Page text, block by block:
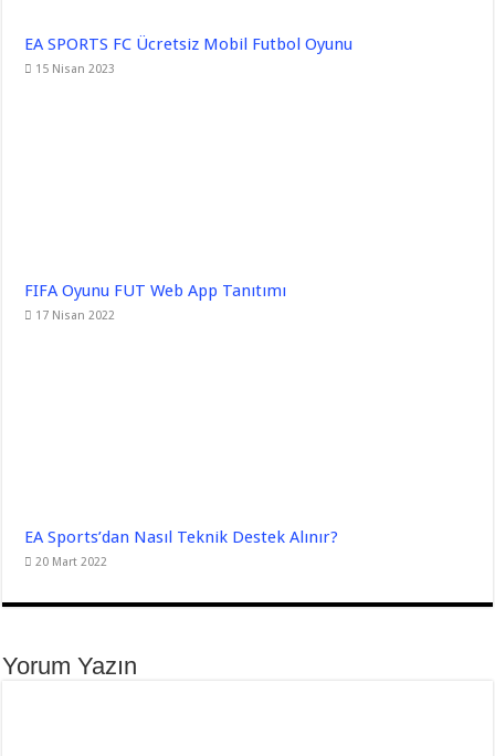
EA SPORTS FC Ücretsiz Mobil Futbol Oyunu
15 Nisan 2023
FIFA Oyunu FUT Web App Tanıtımı
17 Nisan 2022
EA Sports’dan Nasıl Teknik Destek Alınır?
20 Mart 2022
Yorum Yazın